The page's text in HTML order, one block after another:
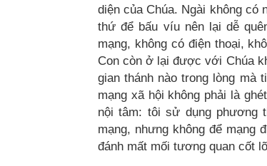
diện của Chúa. Ngài không có
thứ để bấu víu nên lại dễ
mạng, không có điện thoại,
Con còn ở lại được với Chúa
gian thánh nào trong lòng mà
mạng xã hội không phải là
nội tâm: tôi sử dụng phương
mạng, nhưng không để mạng
đánh mất mối tương quan cốt